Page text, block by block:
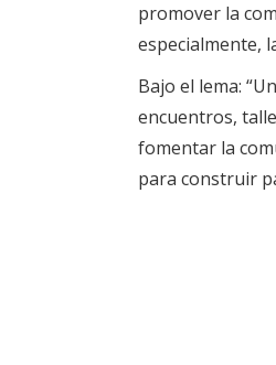
promover la
especialmente,
Bajo el lema:
encuentros,
fomentar la
para construir